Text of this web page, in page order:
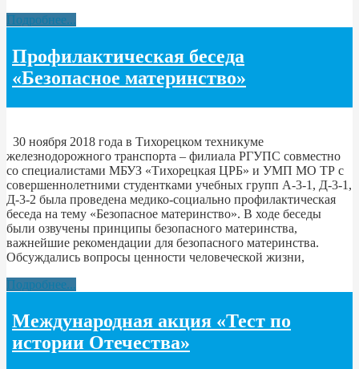
Подробнее...
Профилактическая беседа
«Безопасное материнство»
30 ноября 2018 года в Тихорецком техникуме
железнодорожного транспорта – филиала РГУПС совместно
со специалистами МБУЗ «Тихорецкая ЦРБ» и УМП МО ТР с
совершеннолетними студентками учебных групп А-3-1, Д-3-1,
Д-3-2 была проведена медико-социально профилактическая
беседа на тему «Безопасное материнство». В ходе беседы
были озвучены принципы безопасного материнства,
важнейшие рекомендации для безопасного материнства.
Обсуждались вопросы ценности человеческой жизни,
Подробнее...
Международная акция «Тест по
истории Отечества»